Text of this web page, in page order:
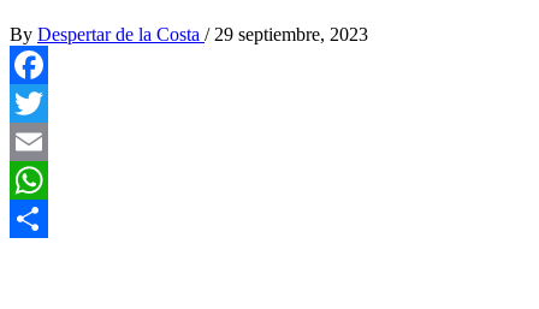
By Despertar de la Costa / 29 septiembre, 2023
Facebook
Twitter
Email
WhatsApp